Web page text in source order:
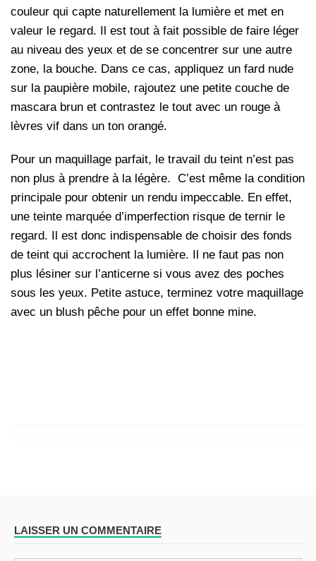
couleur qui capte naturellement la lumière et met en
valeur le regard. Il est tout à fait possible de faire léger
au niveau des yeux et de se concentrer sur une autre
zone, la bouche. Dans ce cas, appliquez un fard nude
sur la paupière mobile, rajoutez une petite couche de
mascara brun et contrastez le tout avec un rouge à
lèvres vif dans un ton orangé.
Pour un maquillage parfait, le travail du teint n’est pas
non plus à prendre à la légère. C’est même la condition
principale pour obtenir un rendu impeccable. En effet,
une teinte marquée d’imperfection risque de ternir le
regard. Il est donc indispensable de choisir des fonds
de teint qui accrochent la lumière. Il ne faut pas non
plus lésiner sur l’anticerne si vous avez des poches
sous les yeux. Petite astuce, terminez votre maquillage
avec un blush pêche pour un effet bonne mine.
LAISSER UN COMMENTAIRE